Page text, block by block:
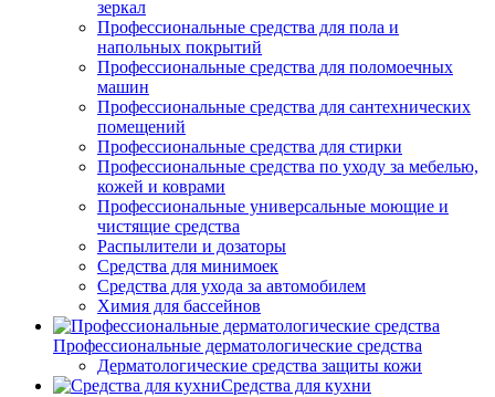
зеркал
Профессиональные средства для пола и
напольных покрытий
Профессиональные средства для поломоечных
машин
Профессиональные средства для сантехнических
помещений
Профессиональные средства для стирки
Профессиональные средства по уходу за мебелью,
кожей и коврами
Профессиональные универсальные моющие и
чистящие средства
Распылители и дозаторы
Средства для минимоек
Средства для ухода за автомобилем
Химия для бассейнов
Профессиональные дерматологические средства
Дерматологические средства защиты кожи
Средства для кухни